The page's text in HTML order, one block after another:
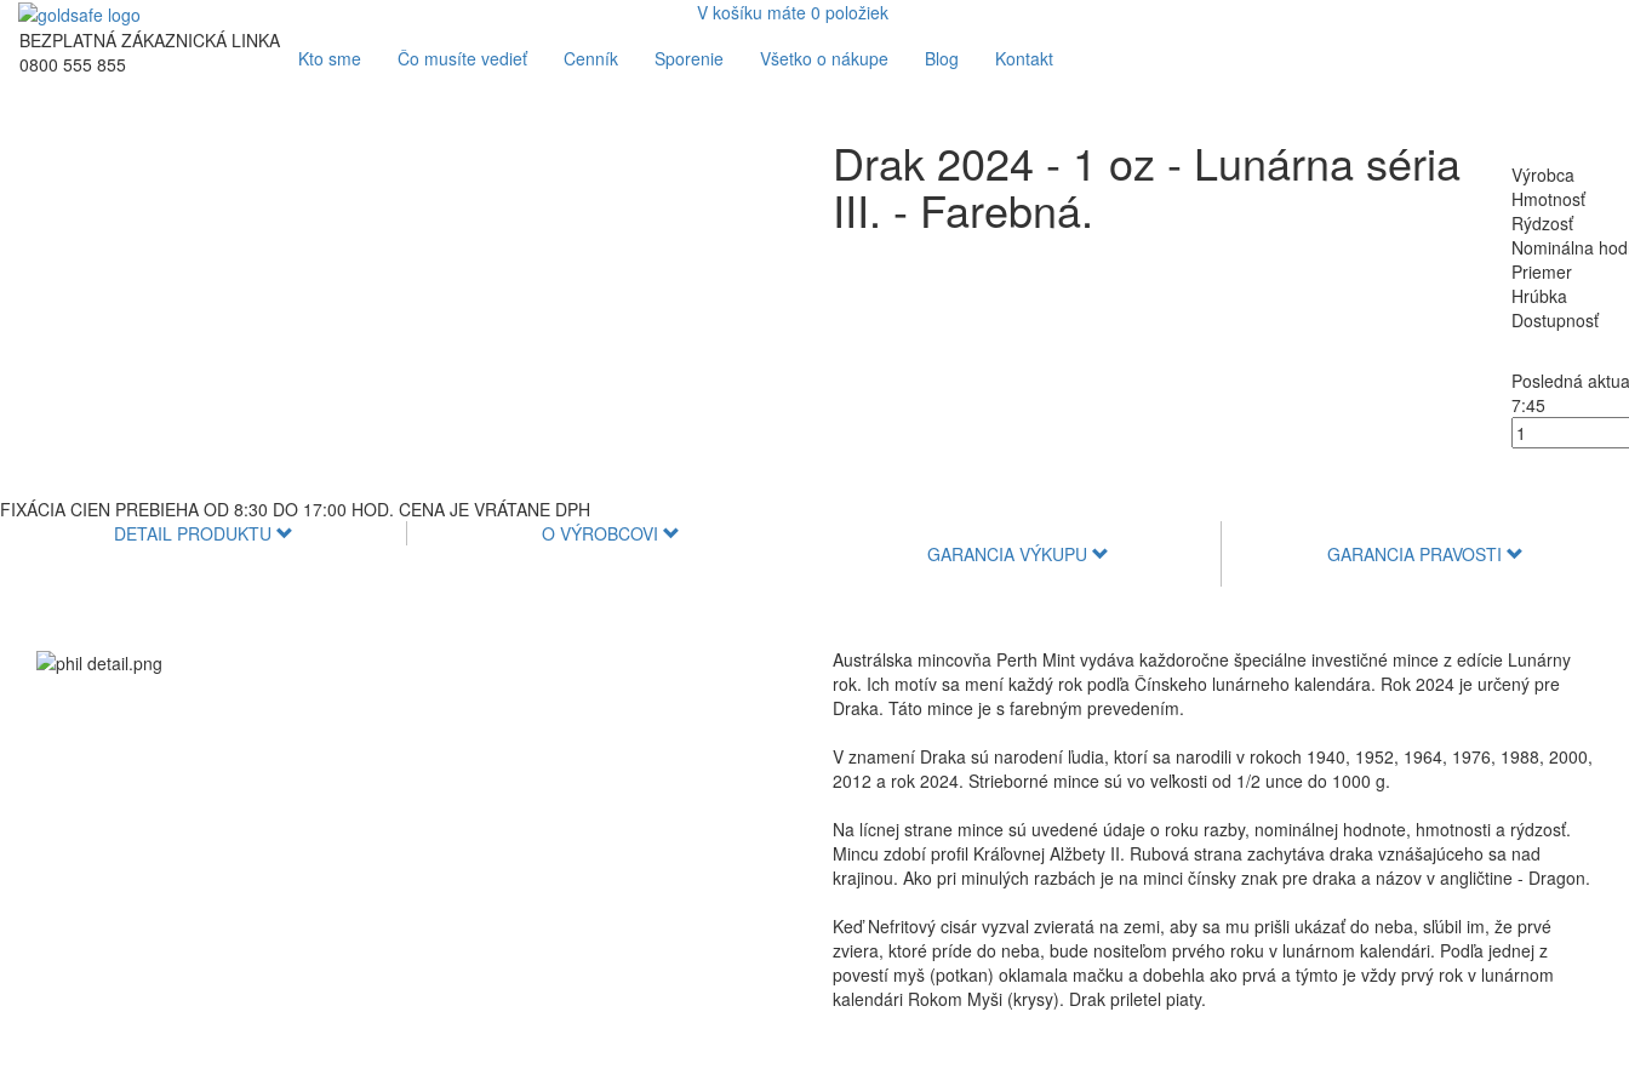
V košíku máte 0 položiek
BEZPLATNÁ ZÁKAZNICKÁ LINKA
0800 555 855
Kto sme Čo musíte vedieť Cenník Sporenie Všetko o nákupe Blog Kontakt
Drak 2024 - 1 oz - Lunárna séria
III. - Farebná.
Výrobca
Hmotnosť
Rýdzosť
Nominálna
Priemer
Hrúbka
Dostupnosť
Posledná
7:45
FIXÁCIA CIEN PREBIEHA OD 8:30 DO 17:00 HOD. CENA JE VRÁTANE DPH
DETAIL PRODUKTU
O VÝROBCOVI
GARANCIA VÝKUPU
GARANCIA PRAVOSTI
Austrálska mincovňa Perth Mint vydáva každoročne špeciálne investičné mince z edície Lunárny
rok. Ich motív sa mení každý rok podľa Čínskeho lunárneho kalendára. Rok 2024 je určený pre
Draka. Táto mince je s farebným prevedením.
V znamení Draka sú narodení ľudia, ktorí sa narodili v rokoch 1940, 1952, 1964, 1976, 1988, 2000,
2012 a rok 2024. Strieborné mince sú vo veľkosti od 1/2 unce do 1000 g.
Na lícnej strane mince sú uvedené údaje o roku razby, nominálnej hodnote, hmotnosti a rýdzosť.
Mincu zdobí profil Kráľovnej Alžbety II. Rubová strana zachytáva draka vznášajúceho sa nad
krajinou. Ako pri minulých razbách je na minci čínsky znak pre draka a názov v angličtine - Dragon.
Keď Nefritový cisár vyzval zvieratá na zemi, aby sa mu prišli ukázať do neba, sľúbil im, že prvé
zviera, ktoré príde do neba, bude nositeľom prvého roku v lunárnom kalendári. Podľa jednej z
povestí myš (potkan) oklamala mačku a dobehla ako prvá a týmto je vždy prvý rok v lunárnom
kalendári Rokom Myši (krysy). Drak priletel piaty.